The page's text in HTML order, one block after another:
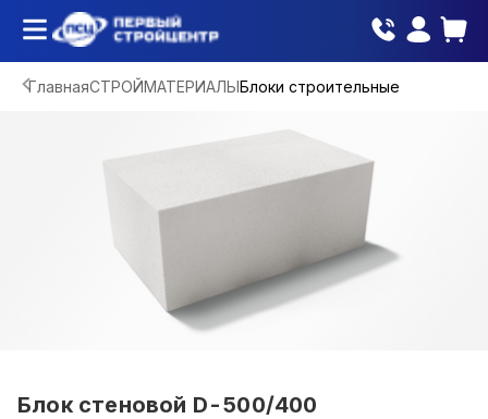
ГлавнаяСТРОЙМАТЕРИАЛЫБлоки строительные
Блок стеновой D-500/400